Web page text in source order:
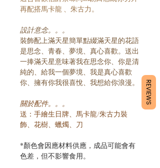
再配搭馬卡龍 、朱古力。
設計意念。。。
裝飾配上滿天星簡單點綴滿天星的花語
是思念、青春、夢境、真心喜歡。送出
一捧滿天星意味著我在思念你、你是清
純的、給我一個夢境、我是真心喜歡
你、擁有你我很喜悅、我想給你浪漫。
關於配件。。。
送：手繪生日牌、馬卡龍/朱古力裝
飾、花樹、蠟燭、刀
*顏色會因應材料供應，成品可能會有
色差，但不影響食用。
REVIEWS